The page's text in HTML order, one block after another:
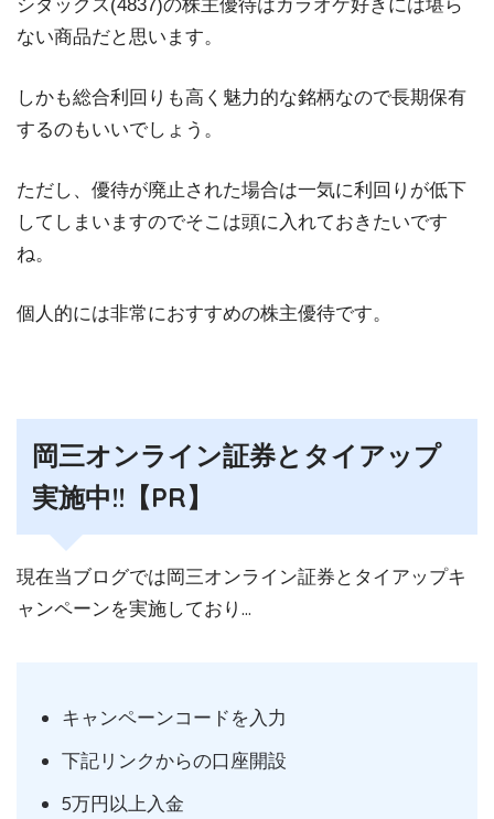
シダックス(4837)の株主優待はカラオケ好きには堪ら
ない商品だと思います。
しかも総合利回りも高く魅力的な銘柄なので長期保有
するのもいいでしょう。
ただし、優待が廃止された場合は一気に利回りが低下
してしまいますのでそこは頭に入れておきたいです
ね。
個人的には非常におすすめの株主優待です。
岡三オンライン証券とタイアップ
実施中!!【PR】
現在当ブログでは岡三オンライン証券とタイアップキ
ャンペーンを実施しており…
キャンペーンコードを入力
下記リンクからの口座開設
5万円以上入金